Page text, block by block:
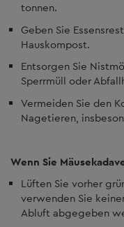
tonnen.
Geben Sie
Hauskompost.
Entsorgen Sie
Sperrmüll oder
Vermeiden Sie den
Nagetieren,
Wenn Sie
Lüften Sie vorher
verwenden Sie
Abluft abgegeben